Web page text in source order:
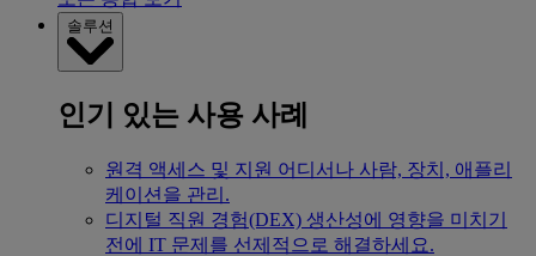
솔루션
인기 있는 사용 사례
원격 액세스 및 지원 어디서나 사람, 장치, 애플리
케이션을 관리.
디지털 직원 경험(DEX) 생산성에 영향을 미치기
전에 IT 문제를 선제적으로 해결하세요.